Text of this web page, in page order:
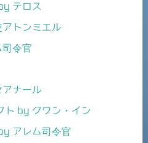
テロス
トンミエル
令官
ナール
ト by クワン・イン
アレム司令官